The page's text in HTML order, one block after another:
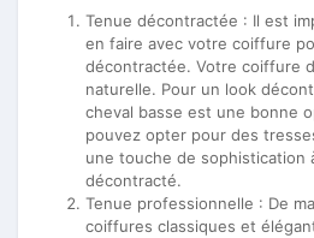
Tenue décontractée : Il est
en faire avec votre coiffure
décontractée. Votre coiffure
naturelle. Pour un look
cheval basse est une bonne
pouvez opter pour des
une touche de sophistication
décontracté.
Tenue professionnelle : De
coiffures classiques et